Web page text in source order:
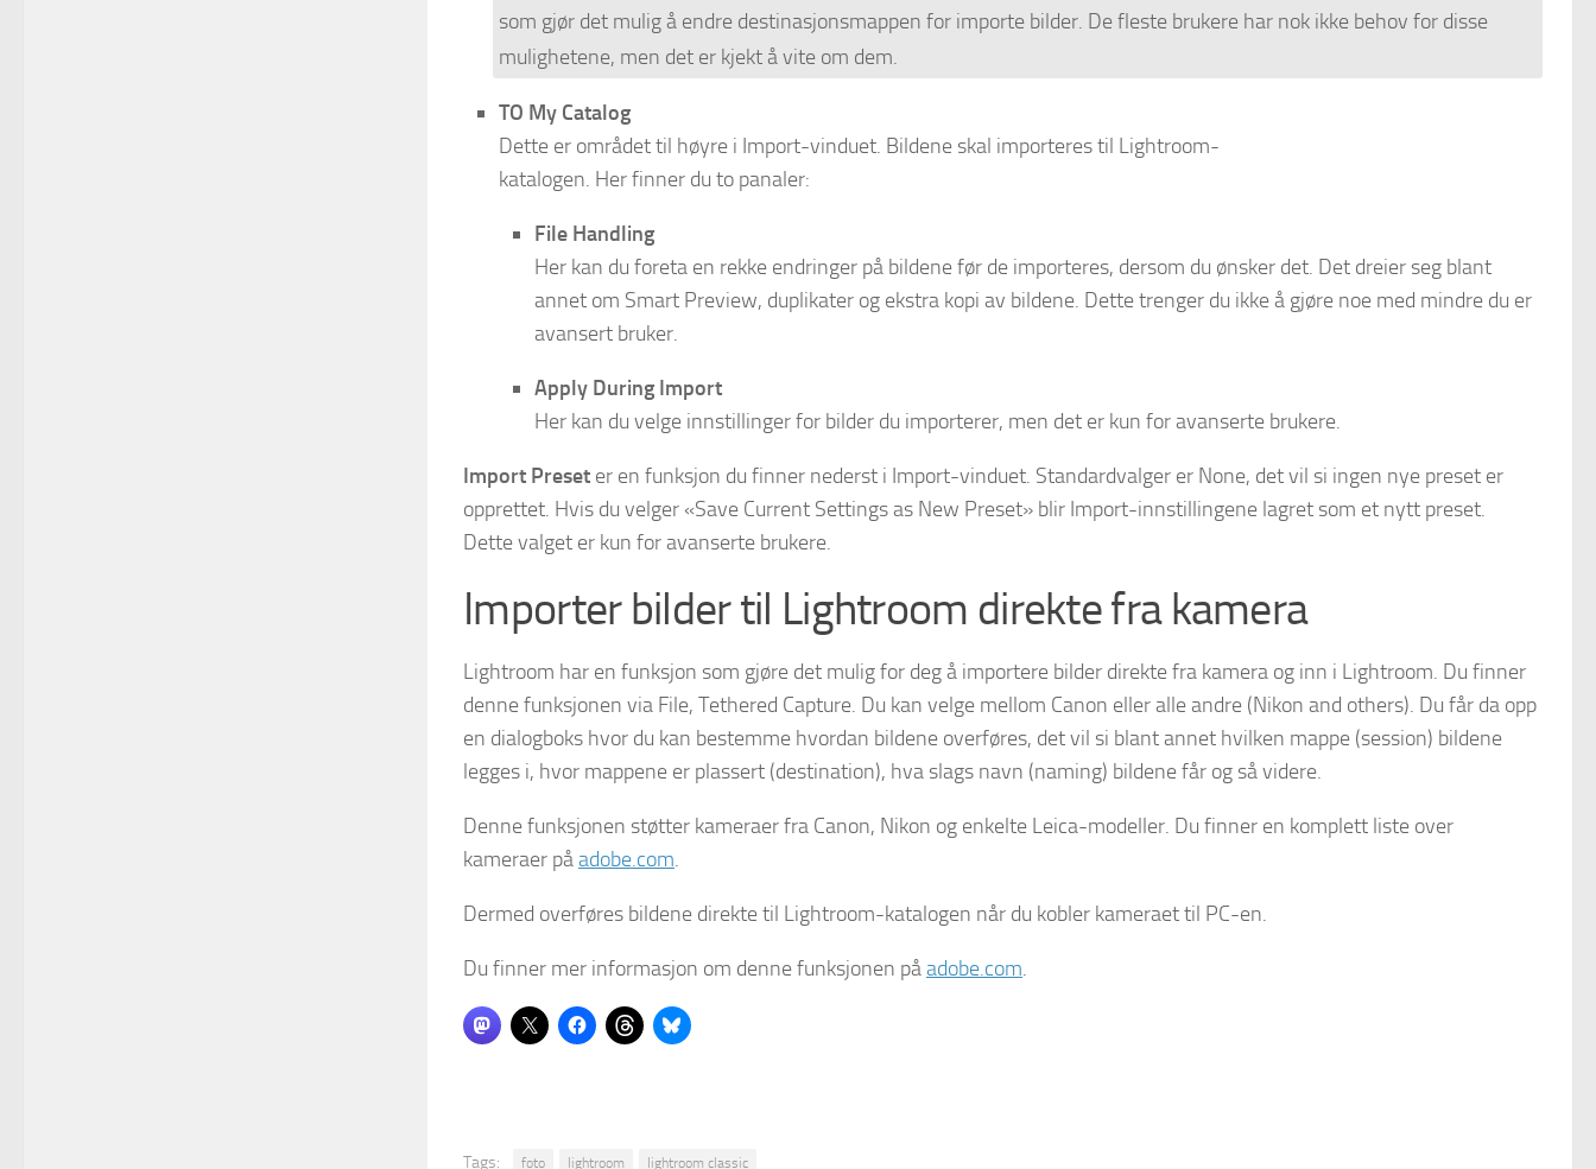
som gjør det mulig å endre destinasjonsmappen for importe bilder. De fleste brukere har nok ikke behov for disse
mulighetene, men det er kjekt å vite om dem.
TO My Catalog
Dette er området til høyre i Import-vinduet. Bildene skal importeres til Lightroom-
katalogen. Her finner du to panaler:
File Handling
Her kan du foreta en rekke endringer på bildene før de importeres, dersom du ønsker det. Det dreier seg blant
annet om Smart Preview, duplikater og ekstra kopi av bildene. Dette trenger du ikke å gjøre noe med mindre du er
avansert bruker.
Apply During Import
Her kan du velge innstillinger for bilder du importerer, men det er kun for avanserte brukere.
Import Preset er en funksjon du finner nederst i Import-vinduet. Standardvalger er None, det vil si ingen nye preset er
opprettet. Hvis du velger «Save Current Settings as New Preset» blir Import-innstillingene lagret som et nytt preset.
Dette valget er kun for avanserte brukere.
Importer bilder til Lightroom direkte fra kamera
Lightroom har en funksjon som gjøre det mulig for deg å importere bilder direkte fra kamera og inn i Lightroom. Du finner
denne funksjonen via File, Tethered Capture. Du kan velge mellom Canon eller alle andre (Nikon and others). Du får da opp
en dialogboks hvor du kan bestemme hvordan bildene overføres, det vil si blant annet hvilken mappe (session) bildene
legges i, hvor mappene er plassert (destination), hva slags navn (naming) bildene får og så videre.
Denne funksjonen støtter kameraer fra Canon, Nikon og enkelte Leica-modeller. Du finner en komplett liste over
kameraer påadobe.com.
Dermed overføres bildene direkte til Lightroom-katalogen når du kobler kameraet til PC-en.
Du finner mer informasjon om denne funksjonen påadobe.com.
Tags: foto lightroom lightroom classic